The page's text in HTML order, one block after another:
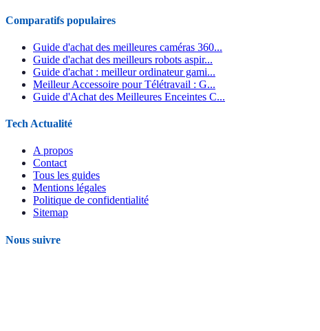
Comparatifs populaires
Guide d'achat des meilleures caméras 360...
Guide d'achat des meilleurs robots aspir...
Guide d'achat : meilleur ordinateur gami...
Meilleur Accessoire pour Télétravail : G...
Guide d'Achat des Meilleures Enceintes C...
Tech Actualité
A propos
Contact
Tous les guides
Mentions légales
Politique de confidentialité
Sitemap
Nous suivre